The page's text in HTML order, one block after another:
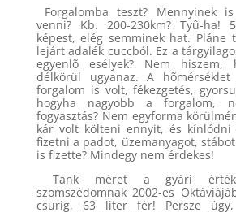
Forgalomba teszt? Mennyinek
venni? Kb. 200-230km? Tyû-ha!
képest, elég semminek hat. Pláne
lejárt adalék cuccból. Ez a
egyenlõ esélyek? Nem hiszem,
délkörül ugyanaz. A
forgalom is volt, fékezgetés,
hogyha nagyobb a forgalom,
fogyasztás? Nem egyforma
kár volt költeni ennyit, és kínlódni
fizetni a padot, üzemanyagot,
is fizette? Mindegy nem érdekes!
Tank méret a gyári
szomszédomnak 2002-es
csurig, 63 liter fér! Persze